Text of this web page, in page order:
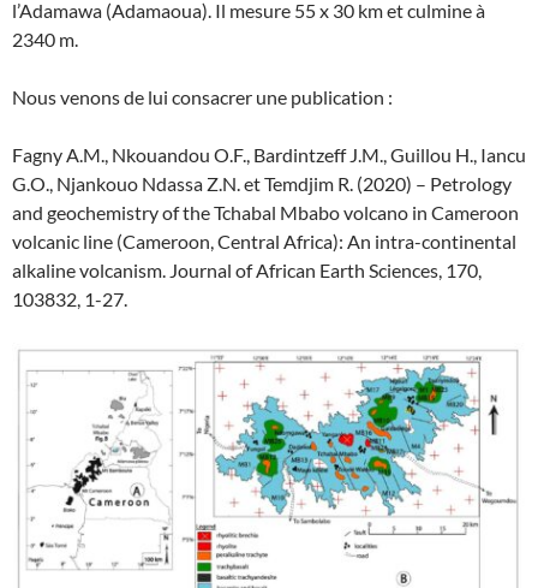
l’Adamawa (Adamaoua). Il mesure 55 x 30 km et culmine à
2340 m.
Nous venons de lui consacrer une publication :
Fagny A.M., Nkouandou O.F., Bardintzeff J.M., Guillou H., Iancu
G.O., Njankouo Ndassa Z.N. et Temdjim R. (2020) – Petrology
and geochemistry of the Tchabal Mbabo volcano in Cameroon
volcanic line (Cameroon, Central Africa): An intra-continental
alkaline volcanism. Journal of African Earth Sciences, 170,
103832, 1-27.